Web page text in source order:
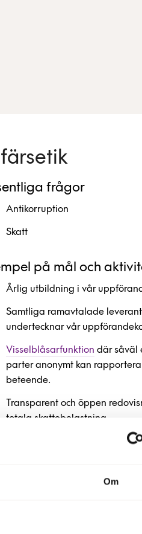
Om
frågor
Antikorruption
Skatt
på mål och
Årlig utbildning i vår
Samtliga ramavtalade
undertecknar vår
Visselblåsarfunktion där såväl
parter anonymt kan
beteende.
Transparent och öppen
totala skattebelastning.